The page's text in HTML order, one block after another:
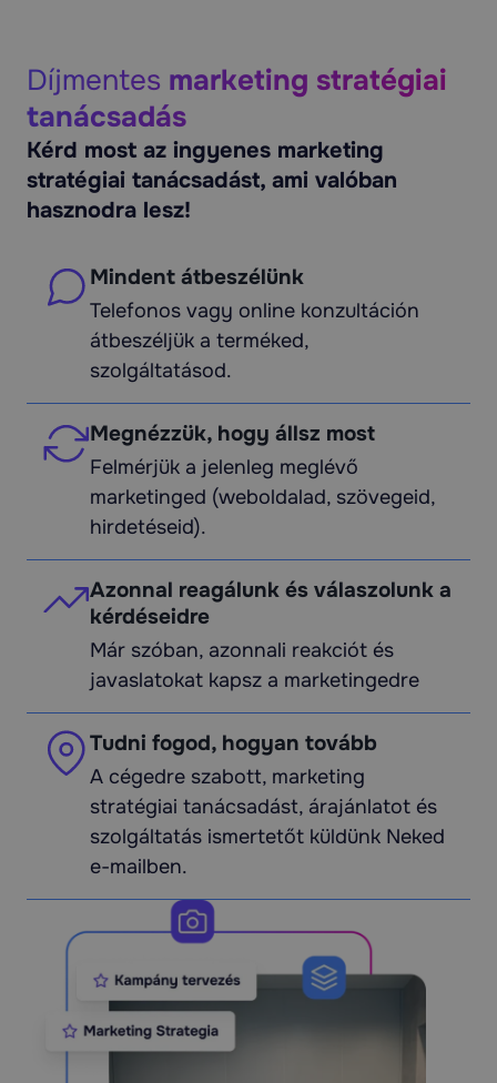
Díjmentes marketing stratégiai
tanácsadás
Kérd most az ingyenes marketing
stratégiai tanácsadást, ami valóban
hasznodra lesz!
Mindent átbeszélünk
Telefonos vagy online konzultáción
átbeszéljük a terméked,
szolgáltatásod.
Megnézzük, hogy állsz most
Felmérjük a jelenleg meglévő
marketinged (weboldalad, szövegeid,
hirdetéseid).
Azonnal reagálunk és válaszolunk a
kérdéseidre
Már szóban, azonnali reakciót és
javaslatokat kapsz a marketingedre
Tudni fogod, hogyan tovább
A cégedre szabott, marketing
stratégiai tanácsadást, árajánlatot és
szolgáltatás ismertetőt küldünk Neked
e-mailben.